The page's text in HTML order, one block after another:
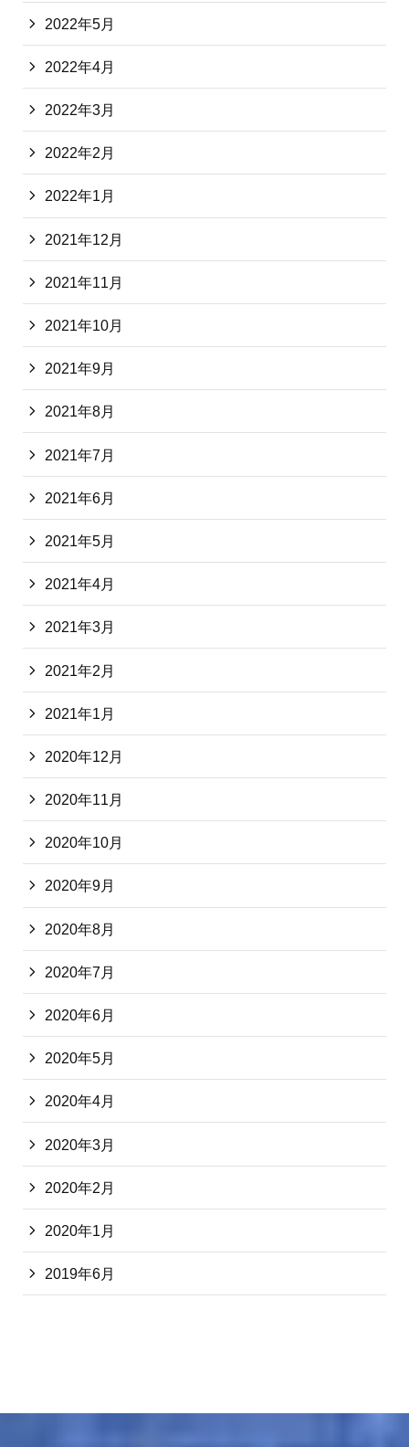
2022年5月
2022年4月
2022年3月
2022年2月
2022年1月
2021年12月
2021年11月
2021年10月
2021年9月
2021年8月
2021年7月
2021年6月
2021年5月
2021年4月
2021年3月
2021年2月
2021年1月
2020年12月
2020年11月
2020年10月
2020年9月
2020年8月
2020年7月
2020年6月
2020年5月
2020年4月
2020年3月
2020年2月
2020年1月
2019年6月